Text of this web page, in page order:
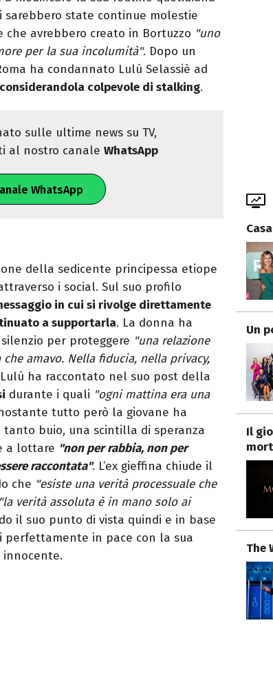
state continue molestie
avrebbero creato in Bortuzzo "uno
per la sua incolumità". Dopo un
ha condannato Lulù Selassiè ad
colpevole di stalking.
sulle ultime news su TV,
al nostro canaleWhatsApp
WhatsApp
della sedicente principessa etiope
i social. Sul suo profilo
in cui si rivolge direttamente
a supportarla. La donna ha
per proteggere "una relazione
amavo. Nella fiducia, nella privacy,
ha raccontato nel suo post della
durante i quali "ogni mattina era una
tutto però la giovane ha
buio, una scintilla di speranza
a lottare "non per rabbia, non per
raccontata". L’ex gieffina chiude il
che "esiste una verità processuale che
"la verità assoluta è in mano solo ai
il suo punto di vista quindi e in base
in pace con la sua
innocente.
Un
Il
The